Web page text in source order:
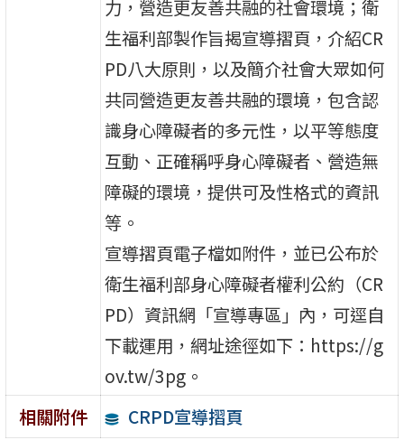
力，營造更友善共融的社會環境；衛
生福利部製作旨揭宣導摺頁，介紹CR
PD八大原則，以及簡介社會大眾如何
共同營造更友善共融的環境，包含認
識身心障礙者的多元性，以平等態度
互動、正確稱呼身心障礙者、營造無
障礙的環境，提供可及性格式的資訊
等。
宣導摺頁電子檔如附件，並已公布於
衛生福利部身心障礙者權利公約（CR
PD）資訊網「宣導專區」內，可逕自
下載運用，網址途徑如下：https://g
ov.tw/3pg。
相關附件
CRPD宣導摺頁